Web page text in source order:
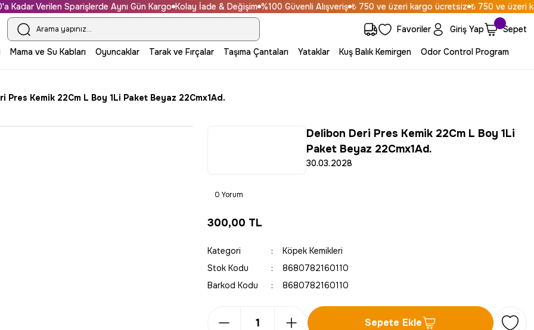
Verilen Sparişlerde Aynı Gün Kargo Kolay İade & Değişim %100 Güvenli Alışveriş ₺ 750 ve üzeri kargo ücretsiz ₺ 750 ve üzeri
Favoriler Giriş Yap Sepet
Mama ve Su Kabları Oyuncaklar Tarak ve Fırçalar Taşıma Çantaları Yataklar Kuş Balık Kemirgen Odor Control Program
Pres Kemik 22Cm L Boy 1Li Paket Beyaz 22Cmx1Ad.
Delibon Deri Pres Kemik 22Cm L Boy 1Li
Paket Beyaz 22Cmx1Ad.
30.03.2028
0 Yorum
300,00 TL
Kategori
Köpek Kemikleri
Stok Kodu
8680782160110
Barkod Kodu
8680782160110
Sepete Ekle